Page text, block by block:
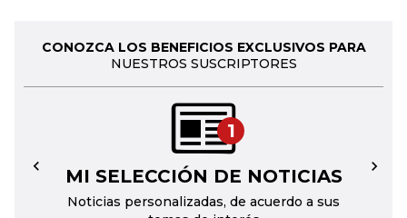
CONOZCA LOS BENEFICIOS EXCLUSIVOS PARA
NUESTROS SUSCRIPTORES
1
MI SELECCIÓN DE NOTICIAS
Noticias personalizadas, de acuerdo a sus
← →